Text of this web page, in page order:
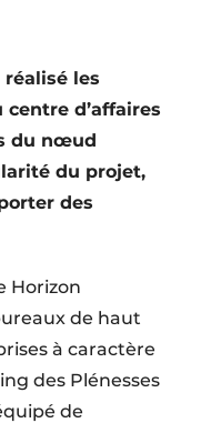
réalisé les
centre d’affaires
du nœud
du projet,
des
Horizon
de haut
à caractère
des Plénesses
de